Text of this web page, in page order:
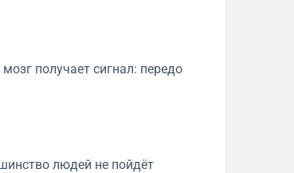
получает сигнал: передо
людей не пойдёт